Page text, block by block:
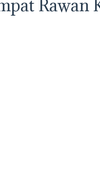
Rawan